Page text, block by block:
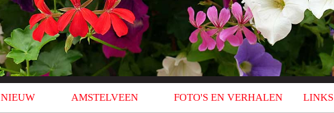
NIEUW AMSTELVEEN FOTO'S EN VERHALEN LINKS